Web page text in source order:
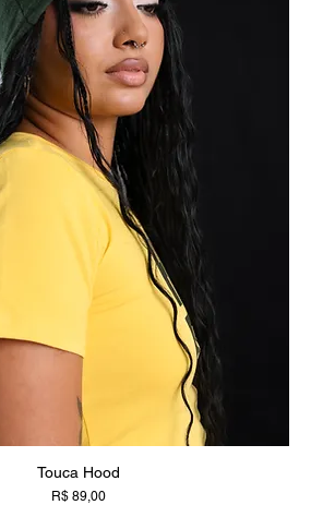
Visualização rápida
Touca Hood
Preço
R$ 89,00